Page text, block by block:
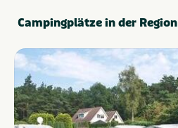
Campingplätze in der Region